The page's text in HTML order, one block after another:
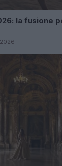
la fusione